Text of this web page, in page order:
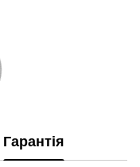
Гарантія